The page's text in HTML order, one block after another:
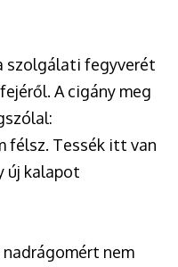
szolgálati fegyverét
A cigány meg
félsz. Tessék itt van
új kalapot
nem